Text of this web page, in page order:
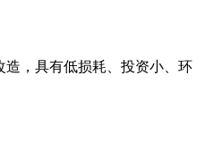
，具有低损耗、投资小、环